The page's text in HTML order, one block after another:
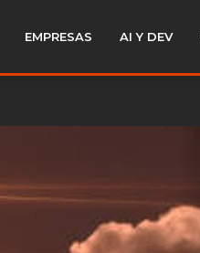
EMPRESAS AI Y DEV